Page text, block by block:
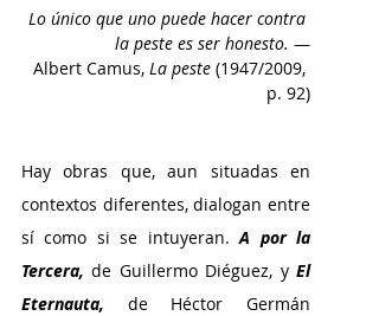
Lo único que uno puede hacer contra
la peste es ser honesto. —
Albert Camus, La peste (1947/2009,
p. 92)
Hay obras que, aun situadas en
contextos diferentes, dialogan entre
sí como si se intuyeran. A por la
Tercera, de Guillermo Diéguez, y El
Eternauta, de Héctor Germán